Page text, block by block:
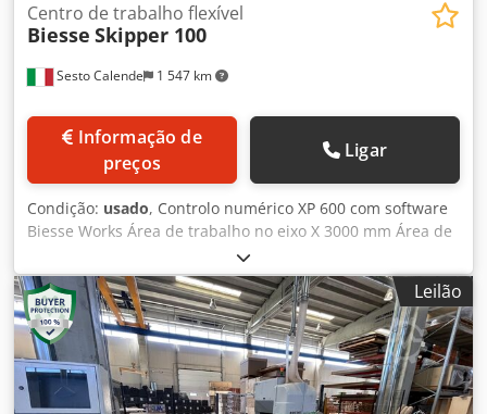
Sesto Calende 1 547 km
Centro de trabalho flexível
Biesse Skipper 100
preços
Ligar
Condição: usado, Controlo numérico XP 600 com software
Biesse Works Área de trabalho no eixo X 3000 mm Área de
trabalho no eixo Y 1000 mm Área de trabalho no eixo Z 60
mm Sistema de carregamento automático com
transferência por correia motorizada Pinça n.º 2 para o
bloqueio e o transporte do painel N.º 1+1 electromandril
vertical 3 eixos (inferior + superior) N.º 1+1 lâmina
independente (inferior + superior) N.º 29 + 29 mandris
independentes para perfuração vertical na direção "X e Y"
Leilão